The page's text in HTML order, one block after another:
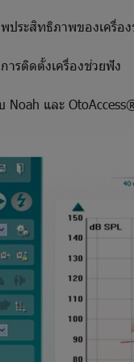
ะสิทธิภาพของเครื่อง
ติดตั้งเครื่องช่วยฟัง
และ